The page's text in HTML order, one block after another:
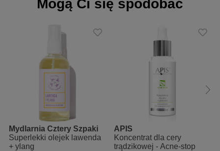
odpowiednie dla wegan
polecane do każdego rodzaju skóry
Prunus Amygdalus Dulcis Oil, Vitis Vinifera Seed Oil, Persea
Gratissima Oil, Argania Spinosa Kernel Oil, Squalane, Helianthus
Annuus Seed Oil, Rosa Centifolia Flower, Rosa Centifolia Flower
Extract, Simmondsia Chinensis Seed Oil, Ascorbyl
Tetraisopalmitate, Aloe Barbadensis Leaf Extract, Rosmarinus
Officinalis Leaf Extract, Trifolium Pratense Flower Extract,
Tocopheryl Acetate, Aniba Rosaeodora Wood Oil, Linalool*,
Geraniol*, Benzyl Benzoate*, Limonene*, Citronellol*.
*składniki naturalnych olejków eterycznych.
Mogą Ci się spodobać
Mydlarnia Cztery Szpaki
Superlekki olejek lawenda
+ ylang
APIS
Koncentrat dla cery
trądzikowej - Acne-stop